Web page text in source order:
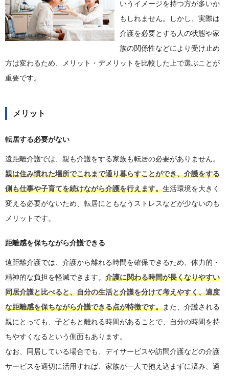
いうイメージを持つ方が多いか
もしれません。しかし、実際は
介護を必要とする人の状態や家
族の関係性などにより受け止め
方は変わるため、メリット・デメリットを比較した上で選ぶことが
重要です。
メリット
転居する必要がない
遠距離介護では、親も介護をする家族も転居の必要がありません。
親は住み慣れた場所でこれまで通り暮らすことができ、介護をする
側も仕事や子育てを続けながら介護を行えます。生活環境を大きく
変える必要がないため、転居にともなうストレスなどが少ないのも
メリットです。
距離感を保ちながら介護できる
遠距離介護では、介護から離れる時間を確保できるため、体力的・
精神的な負担を軽減できます。 介護に関わる時間が長くなりやすい
同居介護と比べると、自分の生活と介護を分けて考えやすく、適度
な距離感を保ちながら介護できる点が特徴です。また、介護される
親にとっても、子どもと離れる時間があることで、自分の時間を持
ちやすくなるという側面もあります。
なお、同居している場合でも、デイサービスや訪問介護などの介護
サービスを適切に活用すれば、家族が一人で抱え込まずに済み、適